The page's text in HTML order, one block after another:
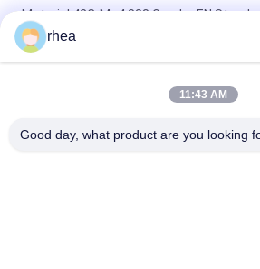
Material 42CrMo4 838 Gandar EN
IRS R-16/95 Rail Axle Black Forged Axle
Api Wagon Kereta Api
IRS R-16/95 Sekrup Kereta Api Dia
rhea
11:43 AM
Good day, what product are you looking